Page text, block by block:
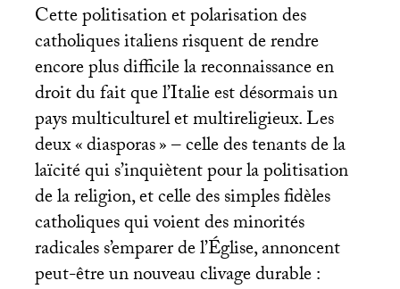
Cette politisation et polarisation des
catholiques italiens risquent de rendre
encore plus difficile la reconnaissance en
droit du fait que l’Italie est désormais un
pays multiculturel et multireligieux. Les
deux «diasporas» – celle des tenants de la
laïcité qui s’inquiètent pour la politisation
de la religion, et celle des simples fidèles
catholiques qui voient des minorités
radicales s’emparer de l’Église, annoncent
peut-être un nouveau clivage durable :